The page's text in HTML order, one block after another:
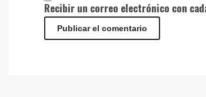
Recibir un correo electrónico con